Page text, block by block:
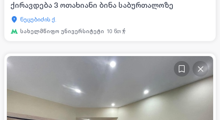
ქირავდება 3 ოთახიანი ბინა საბურთალოზე
ნუცუბიძის ქ.
სახელმწიფო უნივერსიტეტი 10 წთ